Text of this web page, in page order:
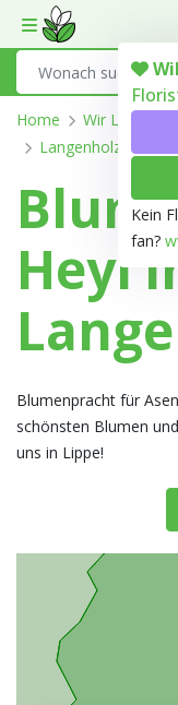
Toggle mobile menu
Kein
fan?
Home Wir Liefern
Langenholzhausen
Heyl
Blumenpracht für
schönsten Blumen
uns in Lippe!